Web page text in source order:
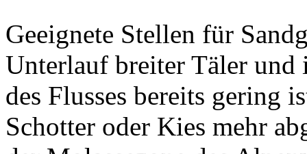
Geeignete Stellen für
Unterlauf breiter Täler und
des Flusses bereits gering
Schotter oder Kies mehr